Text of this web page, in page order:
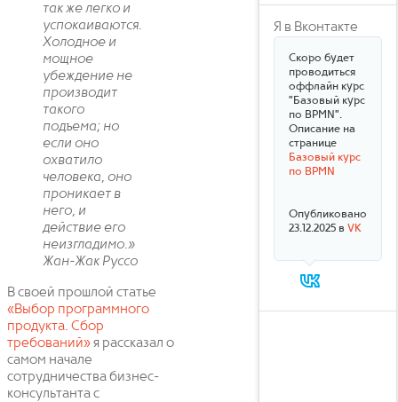
так же легко и
успокаиваются.
Холодное и
мощное
убеждение не
производит
такого
подъема; но
если оно
охватило
человека, оно
проникает в
него, и
действие его
неизгладимо.»
Жан-Жак Руссо
В своей прошлой статье
«Выбор программного
продукта. Сбор
требований»я рассказал о
самом начале
сотрудничества бизнес-
консультанта с
Я в Вконтакте
Скоро будет
проводиться
оффлайн курс
"Базовый курс
по BPMN".
Описание на
странице
Базовый курс
по BPMN
Опубликовано
23.12.2025 в VK